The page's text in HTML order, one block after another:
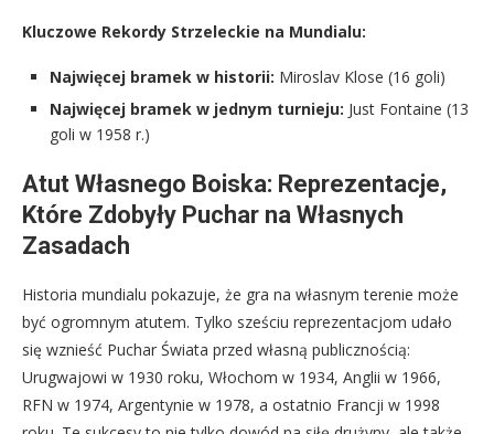
Kluczowe Rekordy Strzeleckie na Mundialu:
Najwięcej bramek w historii: Miroslav Klose (16 goli)
Najwięcej bramek w jednym turnieju: Just Fontaine (13
goli w 1958 r.)
Atut Własnego Boiska: Reprezentacje,
Które Zdobyły Puchar na Własnych
Zasadach
Historia mundialu pokazuje, że gra na własnym terenie może
być ogromnym atutem. Tylko sześciu reprezentacjom udało
się wznieść Puchar Świata przed własną publicznością:
Urugwajowi w 1930 roku, Włochom w 1934, Anglii w 1966,
RFN w 1974, Argentynie w 1978, a ostatnio Francji w 1998